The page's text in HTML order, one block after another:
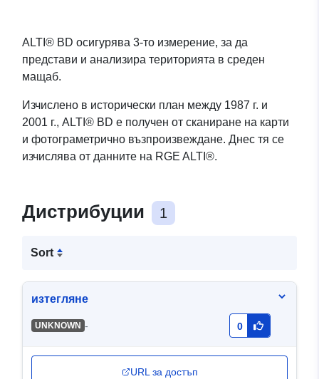
изтегляне (Atom) на
набора от данни:
Моделът на дигиталното
поле (MNT) в Essonne
ALTI® BD осигурява 3-то измерение, за да
представи и анализира територията в среден
мащаб.
Изчислено в исторически план между 1987 г. и
2001 г., ALTI® BD е получен от сканиране на карти
и фотограметрично възпроизвеждане. Днес тя се
изчислява от данните на RGE ALTI®.
Дистрибуции 1
Sort
изтегляне
UNKNOWN - 0
URL за достъп